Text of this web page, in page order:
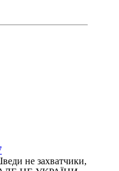
не захватчики,